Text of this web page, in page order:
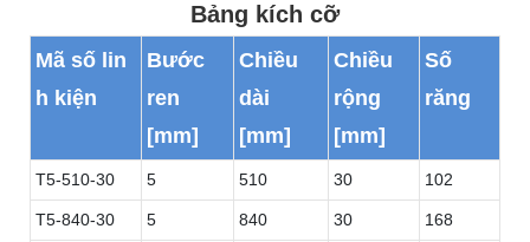
Bảng kích cỡ
Mã số lin
h kiện
Bước
ren
[mm]
Chiều
dài
[mm]
Chiều
rộng
[mm]
Số
răng
T5-510-30 5 510 30 102
T5-840-30 5 840 30 168